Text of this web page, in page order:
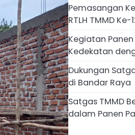
Pemasangan
RTLH TMMD
Kegiatan
Kedekatan
Dukungan
di Bandar Raya
Satgas TMMD
dalam Panen